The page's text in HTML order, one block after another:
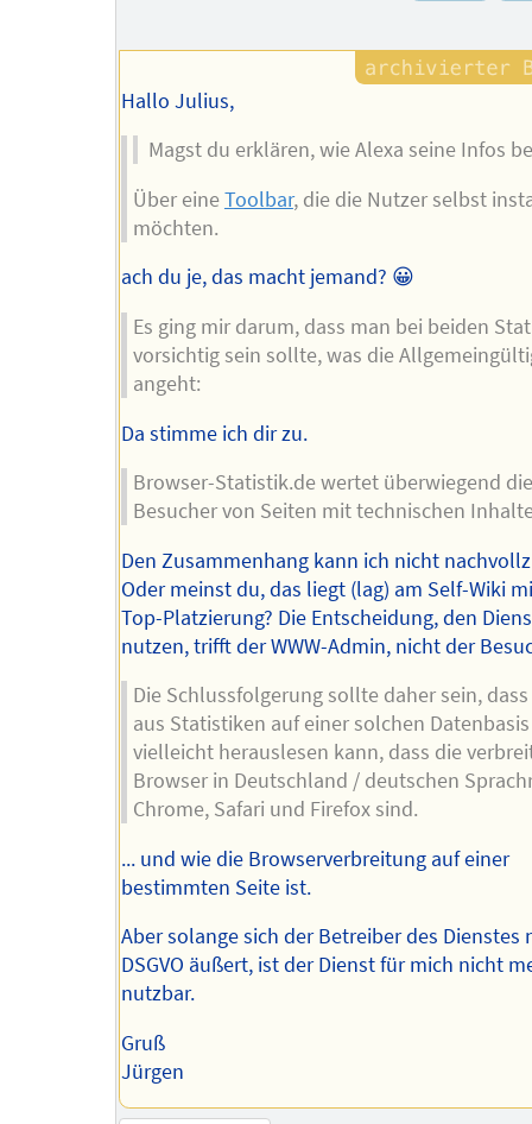
Autors
Hallo Julius,
Magst du erklären, wie Alexa seine Infos
Über eineToolbar, die die Nutzer selbst
möchten.
ach du je, das macht jemand? 😀
Es ging mir darum, dass man bei beiden
vorsichtig sein sollte, was die
angeht:
Da stimme ich dir zu.
Browser-Statistik.de wertet überwiegend die
Besucher von Seiten mit technischen
Den Zusammenhang kann ich nicht
Oder meinst du, das liegt (lag) am Self-Wiki
Top-Platzierung? Die Entscheidung, den
nutzen, trifft der WWW-Admin, nicht der
Die Schlussfolgerung sollte daher sein,
aus Statistiken auf einer solchen Datenbasis
vielleicht herauslesen kann, dass die
Browser in Deutschland / deutschen
Chrome, Safari und Firefox sind.
... und wie die Browserverbreitung auf einer
bestimmten Seite ist.
Aber solange sich der Betreiber des Dienstes
DSGVO äußert, ist der Dienst für mich nicht
nutzbar.
Gruß
Jürgen